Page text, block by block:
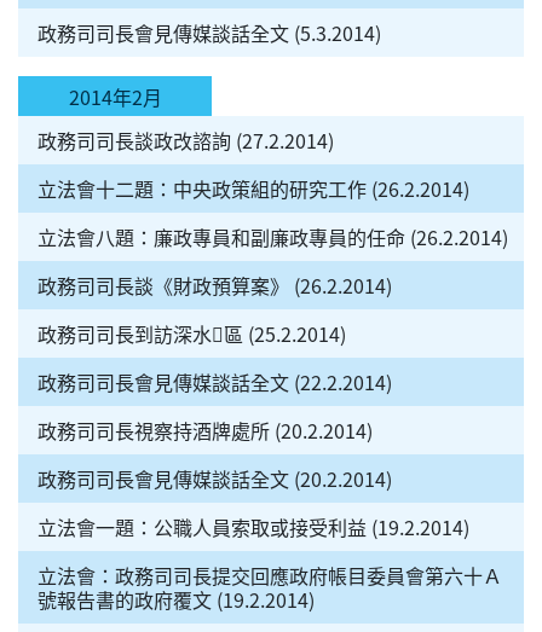
政務司司長會見傳媒談話全文 (5.3.2014)
2014年2月
政務司司長談政改諮詢 (27.2.2014)
立法會十二題：中央政策組的研究工作 (26.2.2014)
立法會八題：廉政專員和副廉政專員的任命 (26.2.2014)
政務司司長談《財政預算案》 (26.2.2014)
政務司司長到訪深水區 (25.2.2014)
政務司司長會見傳媒談話全文 (22.2.2014)
政務司司長視察持酒牌處所 (20.2.2014)
政務司司長會見傳媒談話全文 (20.2.2014)
立法會一題：公職人員索取或接受利益 (19.2.2014)
立法會：政務司司長提交回應政府帳目委員會第六十Ａ
號報告書的政府覆文 (19.2.2014)